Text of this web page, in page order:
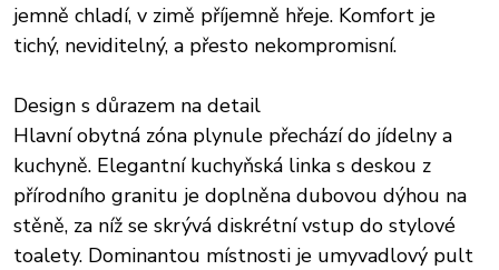
jemně chladí, v zimě příjemně hřeje. Komfort je
tichý, neviditelný, a přesto nekompromisní.
Design s důrazem na detail
Hlavní obytná zóna plynule přechází do jídelny a
kuchyně. Elegantní kuchyňská linka s deskou z
přírodního granitu je doplněna dubovou dýhou na
stěně, za níž se skrývá diskrétní vstup do stylové
toalety. Dominantou místnosti je umyvadlový pult